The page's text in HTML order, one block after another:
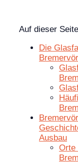
Auf dieser Seite
Die
Ausbau
Orte